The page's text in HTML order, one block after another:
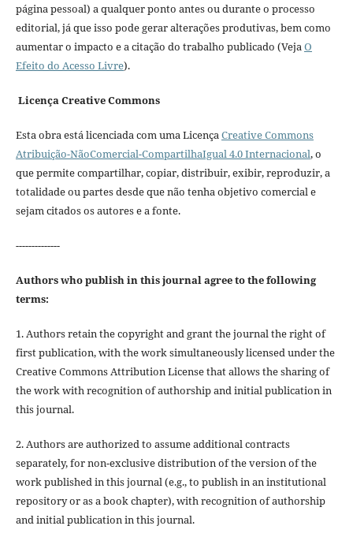
página pessoal) a qualquer ponto antes ou durante o processo
editorial, já que isso pode gerar alterações produtivas, bem como
aumentar o impacto e a citação do trabalho publicado (Veja O
Efeito do Acesso Livre).
Licença Creative Commons
Esta obra está licenciada com uma LicençaCreative Commons
Atribuição-NãoComercial-CompartilhaIgual 4.0 Internacional, o
que permite compartilhar, copiar, distribuir, exibir, reproduzir, a
totalidade ou partes desde que não tenha objetivo comercial e
sejam citados os autores e a fonte.
--------------
Authors who publish in this journal agree to the following
terms:
1. Authors retain the copyright and grant the journal the right of
first publication, with the work simultaneously licensed under the
Creative Commons Attribution License that allows the sharing of
the work with recognition of authorship and initial publication in
this journal.
2. Authors are authorized to assume additional contracts
separately, for non-exclusive distribution of the version of the
work published in this journal (e.g., to publish in an institutional
repository or as a book chapter), with recognition of authorship
and initial publication in this journal.